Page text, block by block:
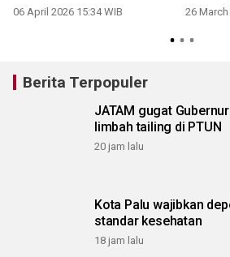
06 April 2026 15:34 WIB 26 March
Berita Terpopuler
JATAM gugat
limbah tailing di PTUN
20 jam lalu
Kota Palu wajibkan
standar kesehatan
18 jam lalu